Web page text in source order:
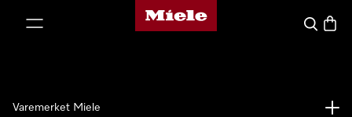
Mieles hjemmeside
Søk
Varemerket Miele